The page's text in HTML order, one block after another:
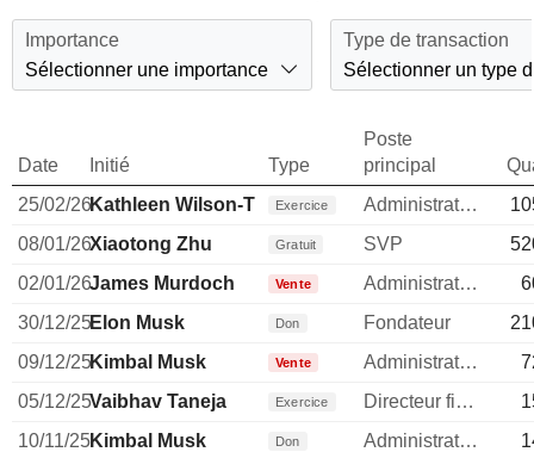
Importance
Sélectionner une importance
Type de transaction
Sélectionner un type
Date Initié Type
Poste
principal
25/02/26Kathleen Wilson-Thompson
Exercice Administrateur
08/01/26Xiaotong Zhu Gratuit SVP
02/01/26James Murdoch Vente Administrateur
30/12/25Elon Musk Don Fondateur
09/12/25Kimbal Musk Vente Administrateur
05/12/25Vaibhav Taneja Exercice Directeur financier
10/11/25Kimbal Musk Don Administrateur